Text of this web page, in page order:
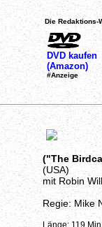
Die Redaktions-
DVD kaufen
(Amazon)
#Anzeige
("The
(USA)
mit Robin
Regie: Mike
Länge: 119 Min.